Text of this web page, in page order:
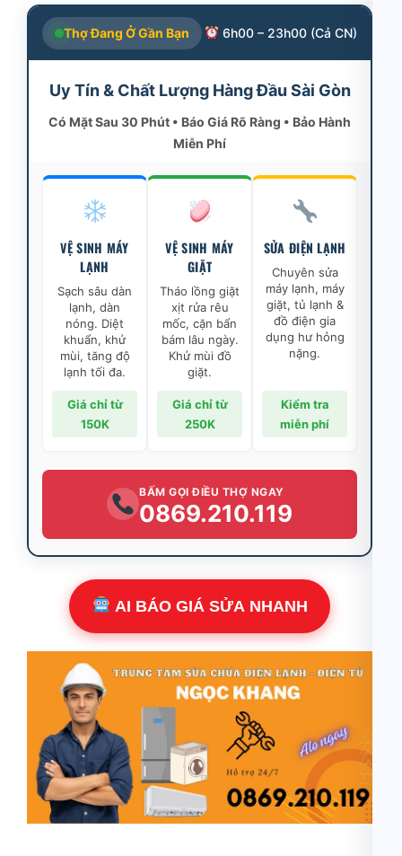
Thợ Đang Ở Gần Bạn 6h00 – 23h00 (Cả CN)
Uy Tín & Chất Lượng Hàng Đầu Sài Gòn
Có Mặt Sau 30 Phút • Báo Giá Rõ Ràng • Bảo Hành
Miễn Phí
VỆ SINH MÁY
LẠNH
Sạch sâu dàn
lạnh, dàn
nóng. Diệt
khuẩn, khử
mùi, tăng độ
lạnh tối đa.
Giá chỉ từ
150K
VỆ SINH MÁY
GIẶT
Tháo lồng giặt
xịt rửa rêu
mốc, cặn bẩn
bám lâu ngày.
Khử mùi đồ
giặt.
Giá chỉ từ
250K
SỬA ĐIỆN LẠNH
Chuyên sửa
máy lạnh, máy
giặt, tủ lạnh &
đồ điện gia
dụng hư hỏng
nặng.
Kiểm tra
miễn phí
BẤM GỌI ĐIỀU THỢ NGAY
0869.210.119
AI BÁO GIÁ SỬA NHANH